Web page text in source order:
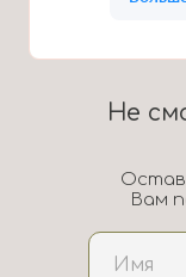
Не
Вам